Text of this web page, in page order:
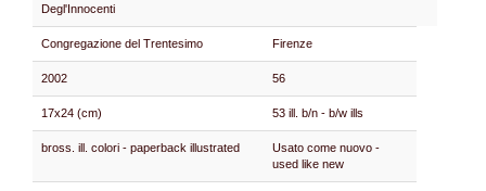
Degl'Innocenti
Congregazione del Trentesimo Firenze
2002 56
17x24 (cm) 53 ill. b/n - b/w ills
bross. ill. colori - paperback illustrated
Usato come nuovo -
used like new